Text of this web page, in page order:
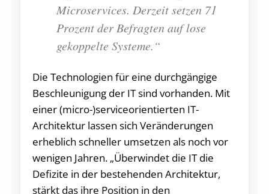
Microservices. Derzeit setzen 71
Prozent der Befragten auf lose
gekoppelte Systeme.“
Die Technologien für eine durchgängige
Beschleunigung der IT sind vorhanden. Mit
einer (micro-)serviceorientierten IT-
Architektur lassen sich Veränderungen
erheblich schneller umsetzen als noch vor
wenigen Jahren. „Überwindet die IT die
Defizite in der bestehenden Architektur,
stärkt das ihre Position in den